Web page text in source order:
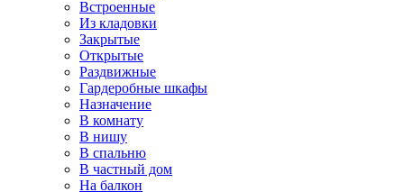
Встроенные
Из кладовки
Закрытые
Открытые
Раздвижные
Гардеробные шкафы
Назначение
В комнату
В нишу
В спальню
В частный дом
На балкон